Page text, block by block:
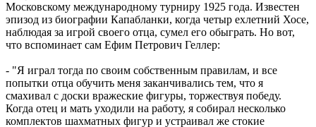
Московскому международному турниру 1925 года. Известен
эпизод из биографии Капабланки, когда четыр ехлетний Хосе,
наблюдая за игрой своего отца, сумел его обыграть. Но вот,
что вспоминает сам Ефим Петрович Геллер:
- "Я играл тогда по своим собственным правилам, и все
попытки отца обучить меня заканчивались тем, что я
смахивал с доски вражеские фигуры, торжествуя победу.
Когда отец и мать уходили на работу, я собирал несколько
комплектов шахматных фигур и устраивал же стокие